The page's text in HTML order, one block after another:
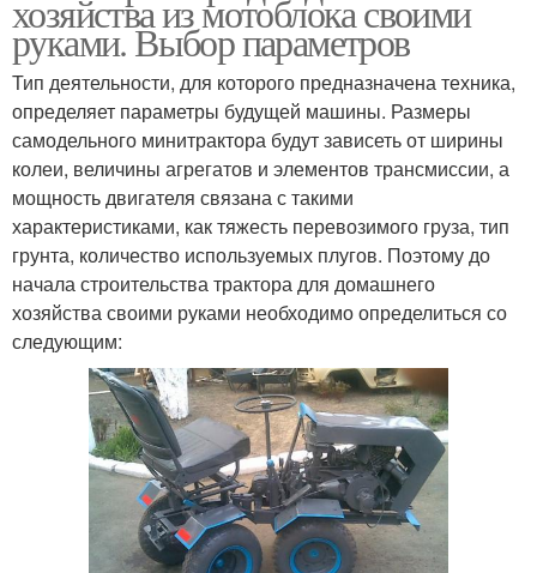
хозяйства из мотоблока своими
руками. Выбор параметров
Тип деятельности, для которого предназначена техника,
определяет параметры будущей машины. Размеры
самодельного минитрактора будут зависеть от ширины
колеи, величины агрегатов и элементов трансмиссии, а
мощность двигателя связана с такими
характеристиками, как тяжесть перевозимого груза, тип
грунта, количество используемых плугов. Поэтому до
начала строительства трактора для домашнего
хозяйства своими руками необходимо определиться со
следующим: